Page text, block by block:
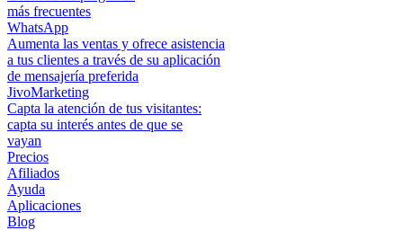
más frecuentes
WhatsApp
Aumenta las ventas y ofrece asistencia
a tus clientes a través de su aplicación
de mensajería preferida
JivoMarketing
Capta la atención de tus visitantes:
capta su interés antes de que se
vayan
Precios
Afiliados
Ayuda
Aplicaciones
Blog